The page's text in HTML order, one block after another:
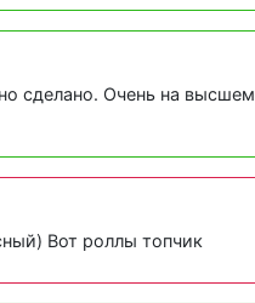
сделано. Очень на высшем
Вот роллы топчик